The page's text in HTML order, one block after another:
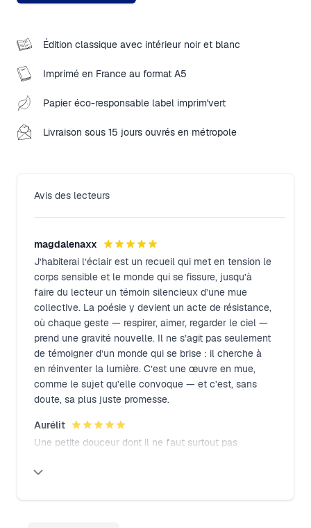
Édition classique avec intérieur noir et blanc
Imprimé en France au format A5
Papier éco-responsable label imprim'vert
Livraison sous 15 jours ouvrés en métropole
Avis des lecteurs
magdalenaxx
J’habiterai l’éclair est un recueil qui met en tension le
corps sensible et le monde qui se fissure, jusqu’à
faire du lecteur un témoin silencieux d’une mue
collective. La poésie y devient un acte de résistance,
où chaque geste — respirer, aimer, regarder le ciel —
prend une gravité nouvelle. Il ne s’agit pas seulement
de témoigner d’un monde qui se brise : il cherche à
en réinventer la lumière. C’est une œuvre en mue,
comme le sujet qu’elle convoque — et c’est, sans
doute, sa plus juste promesse.
Aurélit
Une petite douceur dont il ne faut surtout pas
tendre et impactant…je recommande les yeux fermés
Close modal